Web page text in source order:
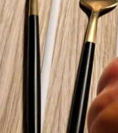
полос: белый
LINE — 1 шт.